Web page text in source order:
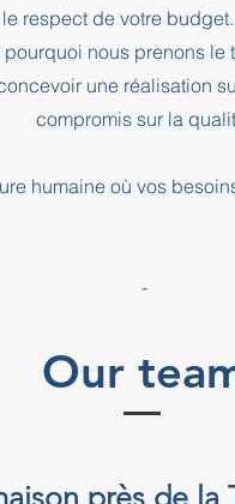
respect de votre
nous prenons
une réalisation
compromis sur la
humaine où vos
-
Our
près de la